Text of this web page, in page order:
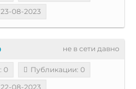
08-2023
не в сети давно
0
Публикации: 0
08-2023